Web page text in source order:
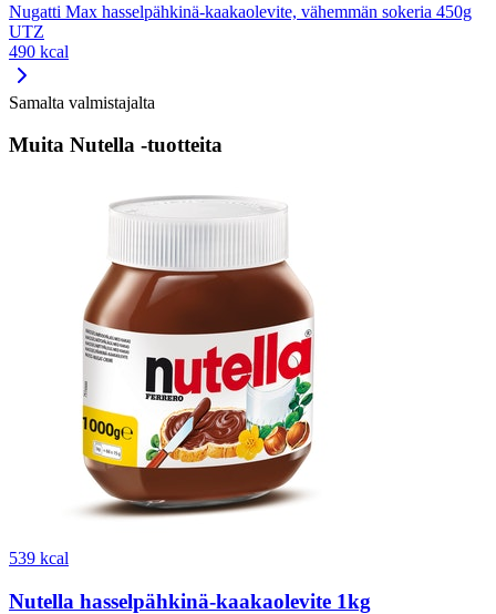
Nugatti Max hasselpähkinä-kaakaolevite, vähemmän sokeria 450g
UTZ
490 kcal
Samalta valmistajalta
Muita Nutella -tuotteita
539 kcal
Nutella hasselpähkinä-kaakaolevite 1kg